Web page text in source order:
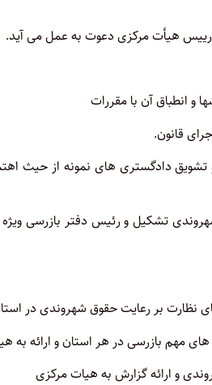
هیأت مرکزی دعوت به عمل می آید.
و انطباق آن با مقررات
قانون.
دادگستری های نمونه از حیث
شهروندی تشکیل و رئیس دفتر
بر رعایت حقوق شهروندی در استان
مهم بازرسی در هر استان و ارائه به
و ارائه گزارش به هیات مرکزی